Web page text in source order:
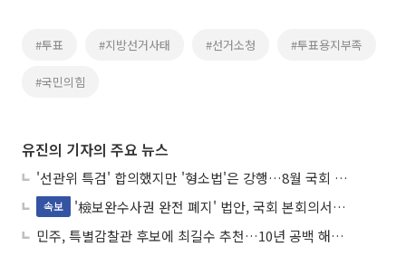
#투표 #지방선거사태 #선거소청 #투표용지부족
#국민의힘
유진의 기자의 주요 뉴스
'선관위 특검' 합의했지만 '형소법'은 강행…8월 국회 '입법 2차전' 예고
속보
'檢보완수사권 완전 폐지' 법안, 국회 본회의서 민주당 주도 통과
민주, 특별감찰관 후보에 최길수 추천…10년 공백 해소 속도